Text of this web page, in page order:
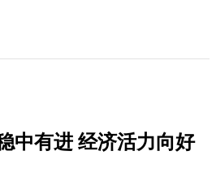
中有进 经济活力向好